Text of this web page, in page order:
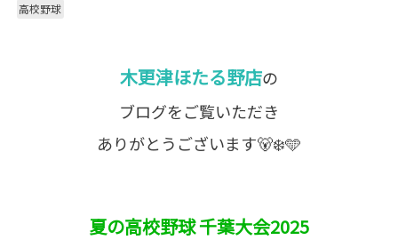
高校野球
木更津ほたる野店の
ブログをご覧いただき
ありがとうございます🐻‍❄️🩵
夏の高校野球 千葉大会2025